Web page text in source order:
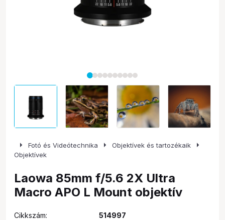
arrow_right Fotó és Videótechnika arrow_right Objektívek és tartozékaik arrow_right
Objektívek
Laowa 85mm f/5.6 2X Ultra
Macro APO L Mount objektív
Cikkszám:
514997